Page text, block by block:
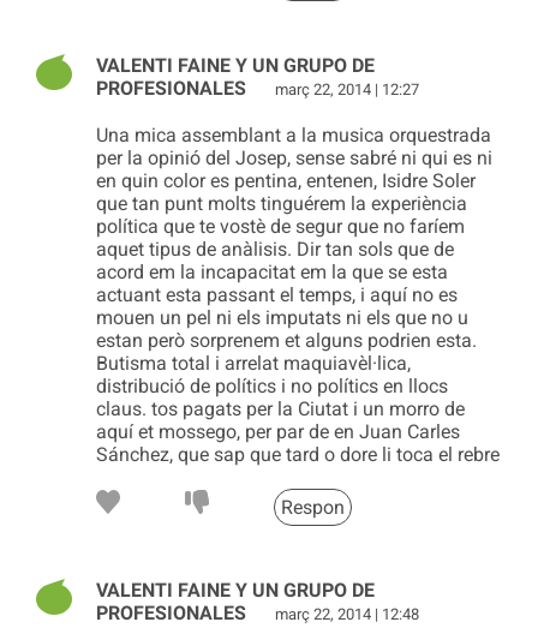
VALENTI FAINE Y UN GRUPO DE
PROFESIONALES
març 22, 2014 | 12:27
Una mica assemblant a la musica orquestrada
per la opinió del Josep, sense sabré ni qui es ni
en quin color es pentina, entenen, Isidre Soler
que tan punt molts tinguérem la experiència
política que te vostè de segur que no faríem
aquet tipus de anàlisis. Dir tan sols que de
acord em la incapacitat em la que se esta
actuant esta passant el temps, i aquí no es
mouen un pel ni els imputats ni els que no u
estan però sorprenem et alguns podrien esta.
Butisma total i arrelat maquiavèl·lica,
distribució de polítics i no polítics en llocs
claus. tos pagats per la Ciutat i un morro de
aquí et mossego, per par de en Juan Carles
Sánchez, que sap que tard o dore li toca el rebre
Respon
VALENTI FAINE Y UN GRUPO DE
PROFESIONALES
març 22, 2014 | 12:48